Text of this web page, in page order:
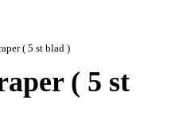
( 5 st blad )
( 5 st